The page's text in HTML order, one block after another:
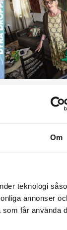
Om
teknologi
annonser
får använda
sparar du
Kristins
är enkla: